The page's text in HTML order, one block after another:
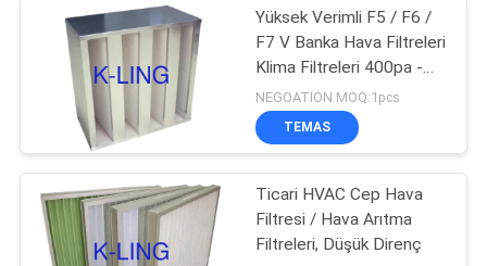
Softwall Temiz Oda
Yüksek Verimli F5 / F6 /
F7 V Banka Hava Filtreleri
Klima Filtreleri 400pa -
600pa
NEGOATION MOQ:1pcs
TEMAS
Ticari HVAC Cep Hava
Filtresi / Hava Arıtma
Filtreleri, Düşük Direnç